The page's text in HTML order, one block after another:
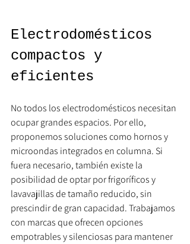
Electrodomésticos
compactos y
eficientes
No todos los electrodomésticos necesitan
ocupar grandes espacios. Por ello,
proponemos soluciones como hornos y
microondas integrados en columna. Si
fuera necesario, también existe la
posibilidad de optar por frigoríficos y
lavavajillas de tamaño reducido, sin
prescindir de gran capacidad. Trabajamos
con marcas que ofrecen opciones
empotrables y silenciosas para mantener